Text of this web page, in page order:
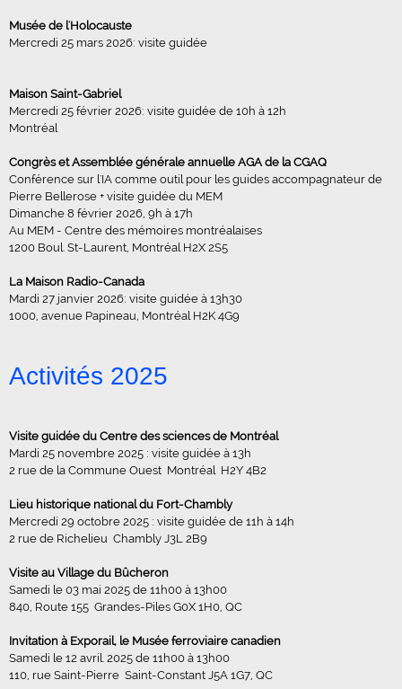
Musée de l'Holocauste
Mercredi 25 mars 2026: visite guidée
Maison Saint-Gabriel
Mercredi 25 février 2026: visite guidée de 10h à 12h
Montréal
Congrès et Assemblée générale annuelle AGA de la CGAQ
Conférence sur l'IA comme outil pour les guides accompagnateur de
Pierre Bellerose + visite guidée du MEM
Dimanche 8 février 2026, 9h à 17h
Au MEM - Centre des mémoires montréalaises
1200 Boul. St-Laurent, Montréal H2X 2S5
La Maison Radio-Canada
Mardi 27 janvier 2026: visite guidée à 13h30
1000, avenue Papineau, Montréal H2K 4G9
Activités 2025
Visite guidée du Centre des sciences de Montréal
Mardi 25 novembre 2025 : visite guidée à 13h
2 rue de la Commune Ouest Montréal H2Y 4B2
Lieu historique national du Fort-Chambly
Mercredi 29 octobre 2025 : visite guidée de 11h à 14h
2 rue de Richelieu Chambly J3L 2B9
Visite au Village du Bûcheron
Samedi le 03 mai 2025 de 11h00 à 13h00
840, Route 155 Grandes-Piles G0X 1H0, QC
Invitation à Exporail, le Musée ferroviaire canadien
Samedi le 12 avril. 2025 de 11h00 à 13h00
110, rue Saint-Pierre Saint-Constant J5A 1G7, QC